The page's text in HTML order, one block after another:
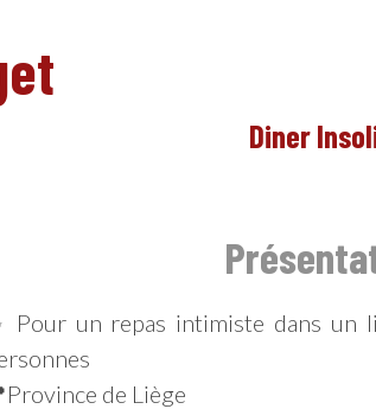
Diner
Pour un repas intimiste dans un
de Liège